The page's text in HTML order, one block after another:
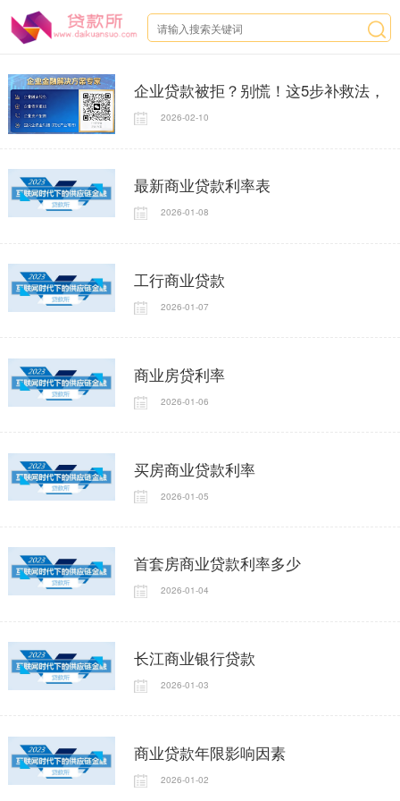
企业贷款被拒？别慌！这5步补救法，
帮你快速重启融资之路
2026-02-10
最新商业贷款利率表
2026-01-08
工行商业贷款
2026-01-07
商业房贷利率
2026-01-06
买房商业贷款利率
2026-01-05
首套房商业贷款利率多少
2026-01-04
长江商业银行贷款
2026-01-03
商业贷款年限影响因素
2026-01-02